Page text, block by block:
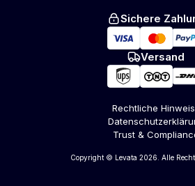
Sichere
Versand
Rechtliche
Trust &
Copyright © Levata 2026. Alle